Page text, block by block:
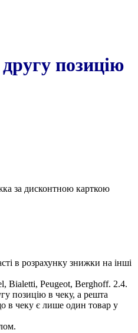
позицію
за дисконтною карткою
в розрахунку знижки на інші
Bialetti, Peugeot, Berghoff. 2.4.
позицію в чеку, а решта
в чеку є лише один товар у